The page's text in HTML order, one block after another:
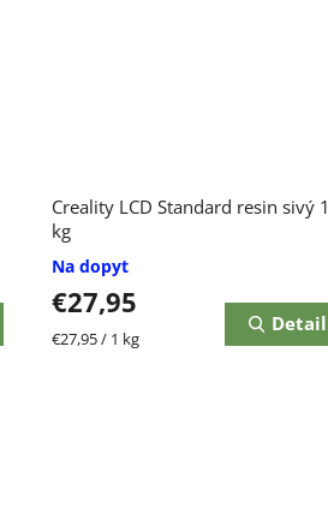
Creality LCD Standard resin sivý 1
kg
Na dopyt
€27,95
Jednotková
€27,95 / 1 kg
Detail